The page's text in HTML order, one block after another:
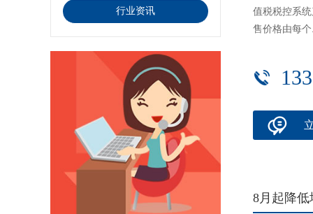
行业资讯
值税税控系
售价格由每
8月起降